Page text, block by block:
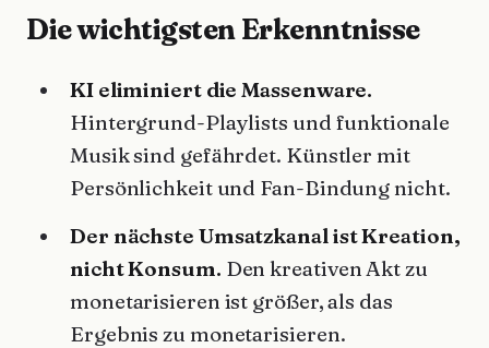
Die wichtigsten Erkenntnisse
KI eliminiert die Massenware.
Hintergrund-Playlists und funktionale
Musik sind gefährdet. Künstler mit
Persönlichkeit und Fan-Bindung nicht.
Der nächste Umsatzkanal ist Kreation,
nicht Konsum. Den kreativen Akt zu
monetarisieren ist größer, als das
Ergebnis zu monetarisieren.